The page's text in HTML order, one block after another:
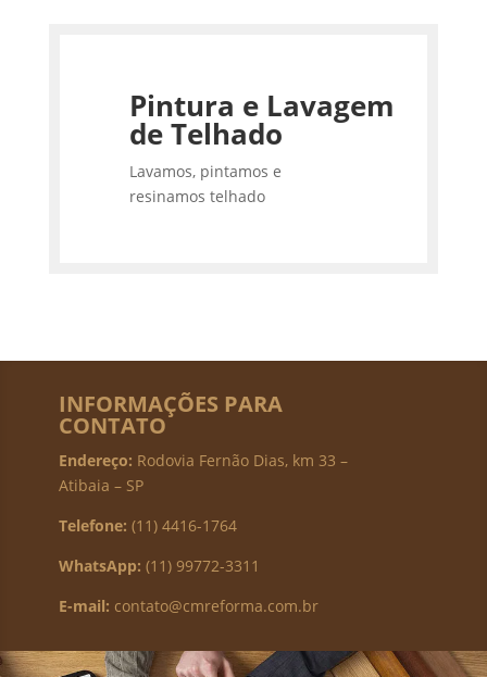
Pintura e Lavagem
de Telhado
Lavamos, pintamos e
resinamos telhado
INFORMAÇÕES PARA
CONTATO
Endereço: Rodovia Fernão Dias, km 33 –
Atibaia – SP
Telefone: (11) 4416-1764
WhatsApp: (11) 99772-3311
E-mail: contato@cmreforma.com.br